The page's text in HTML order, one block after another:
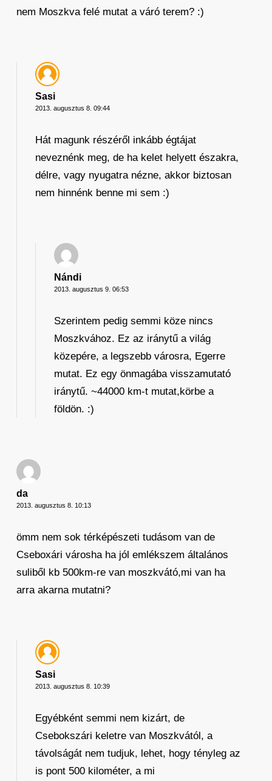
nem Moszkva felé mutat a váró terem? :)
Sasi
2013. augusztus 8. 09:44
Hát magunk részéről inkább égtájat
neveznénk meg, de ha kelet helyett északra,
délre, vagy nyugatra nézne, akkor biztosan
nem hinnénk benne mi sem :)
Nándi
2013. augusztus 9. 06:53
Szerintem pedig semmi köze nincs
Moszkvához. Ez az iránytű a világ
közepére, a legszebb városra, Egerre
mutat. Ez egy önmagába visszamutató
iránytű. ~44000 km-t mutat,körbe a
földön. :)
da
2013. augusztus 8. 10:13
ömm nem sok térképészeti tudásom van de
Cseboxári városha ha jól emlékszem általános
suliből kb 500km-re van moszkvátó,mi van ha
arra akarna mutatni?
Sasi
2013. augusztus 8. 10:39
Egyébként semmi nem kizárt, de
Csebokszári keletre van Moszkvától, a
távolságát nem tudjuk, lehet, hogy tényleg az
is pont 500 kilométer, a mi